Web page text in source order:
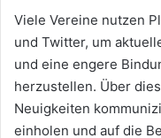
Viele Vereine nutzen
und Twitter, um
und eine engere
herzustellen. Über
Neuigkeiten
einholen und auf die